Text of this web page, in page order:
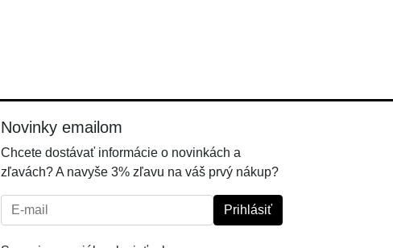
Novinky emailom
Chcete dostávať informácie o novinkách a
zľavách? A navyše 3% zľavu na váš prvý nákup?
E-mail: Prihlásiť